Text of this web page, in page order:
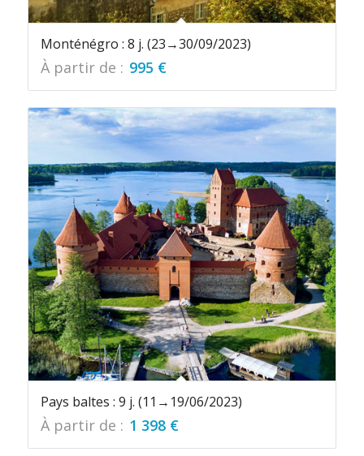
Monténégro : 8 j. (23→30/09/2023)
À partir de : 995 €
Pays baltes : 9 j. (11→19/06/2023)
À partir de : 1 398 €